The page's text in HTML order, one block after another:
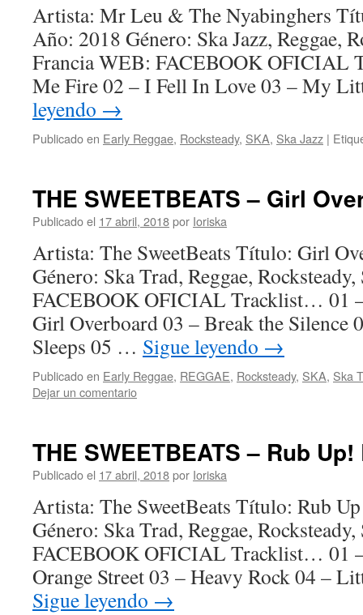
Artista: Mr Leu & The Nyabinghers
Año: 2018 Género: Ska Jazz, Reggae,
Francia WEB: FACEBOOK OFICIAL
Me Fire 02 – I Fell In Love 03 – My
leyendo →
Publicado en Early Reggae, Rocksteady, SKA, Ska Jazz |
THE SWEETBEATS – Girl
Publicado el 17 abril, 2018por Ioriska
Artista: The SweetBeats Título: Girl
Género: Ska Trad, Reggae,
FACEBOOK OFICIAL Tracklist… 01
Girl Overboard 03 – Break the Silence
Sleeps 05 … Sigue leyendo →
Publicado en Early Reggae, REGGAE, Rocksteady, SKA, Ska
Dejar un comentario
THE SWEETBEATS – Rub
Publicado el 17 abril, 2018por Ioriska
Artista: The SweetBeats Título: Rub
Género: Ska Trad, Reggae,
FACEBOOK OFICIAL Tracklist… 01 –
Orange Street 03 – Heavy Rock 04 –
Sigue leyendo →